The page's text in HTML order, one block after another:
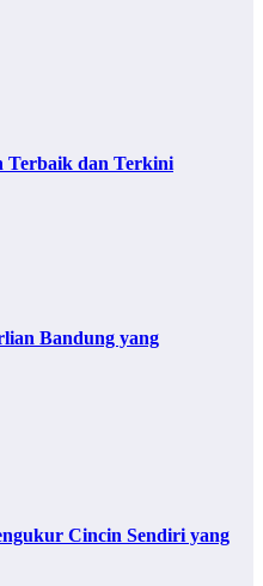
Terbaik dan Terkini
Bandung yang
Cincin Sendiri yang